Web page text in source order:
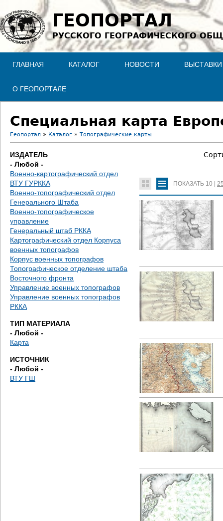
Jump to navigation
ГЕОПОРТАЛ
РУССКОГО ГЕОГРАФИЧЕСКОГО
ГЛАВНАЯ КАТАЛОГ НОВОСТИ ВЫСТАВКИ
О ГЕОПОРТАЛЕ
Специальная карта
В
ы
з
д
е
с
ь
Геопортал » Каталог » Топографические карты
ИЗДАТЕЛЬ
- Любой -
Военно-картографический отдел
ВТУ ГУРККА
Военно-топографический отдел
Генерального Штаба
Военно-топографическое
управление
Генеральный штаб РККА
Картографический отдел Корпуса
военных топографов
Корпус военных топографов
Топографическое отделение штаба
Восточного фронта
Управление военных топографов
Управление военных топографов
РККА
ТИП МАТЕРИАЛА
- Любой -
Карта
ИСТОЧНИК
- Любой -
ВТУ ГШ
ПОКАЗАТЬ 10